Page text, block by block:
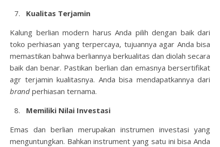
Kualitas Terjamin
Kalung berlian modern harus Anda pilih dengan baik dari
toko perhiasan yang terpercaya, tujuannya agar Anda bisa
memastikan bahwa berliannya berkualitas dan diolah secara
baik dan benar. Pastikan berlian dan emasnya bersertifikat
agr terjamin kualitasnya. Anda bisa mendapatkannya dari
brand perhiasan ternama.
Memiliki Nilai Investasi
Emas dan berlian merupakan instrumen investasi yang
menguntungkan. Bahkan instrument yang satu ini bisa Anda